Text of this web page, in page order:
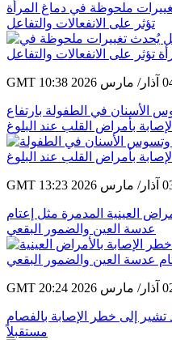
ملحوظة في دماغ المرأة
تؤثر على الانفعالات والتفاعل
الأسنان في الطفولة بارتفاع
بأمراض القلب عند البلوغ
العينية المدمرة مثل إعتام
عدسة العين والضمور البقعي
إلى خطر الإصابة بالفصام
مستقبلاً